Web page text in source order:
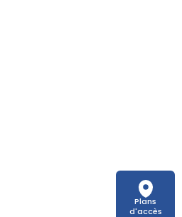
Plans
d'accès